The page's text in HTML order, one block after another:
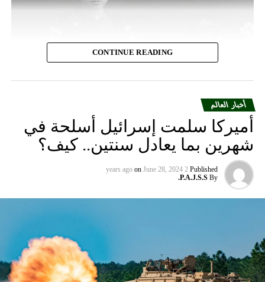
CONTINUE READING
أخبار العالم
أميركا سلمت إسرائيل أسلحة في
شهرين بما يعادل سنتين.. كيف؟
Published
2 years ago
on June 28, 2024
By
P.A.J.S.S.